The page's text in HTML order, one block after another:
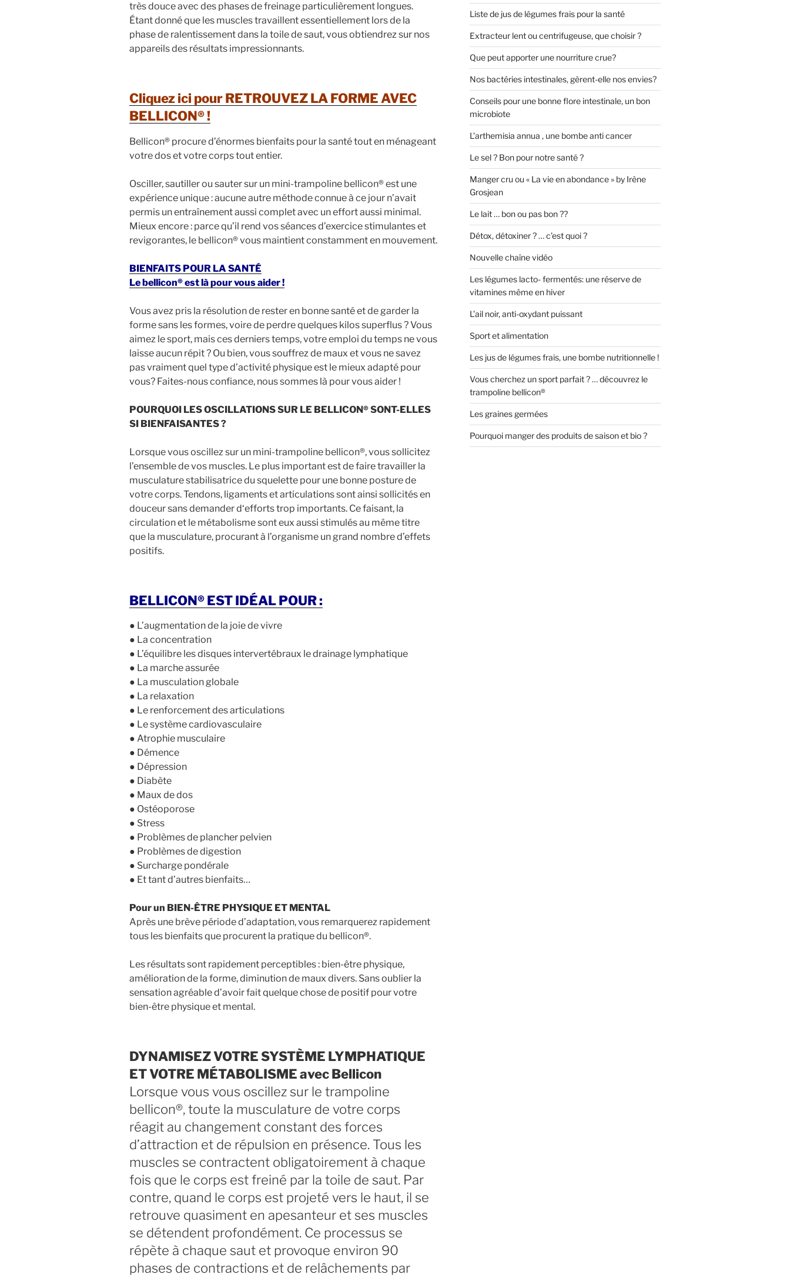
très douce avec des phases de freinage particulièrement longues.
Étant donné que les muscles travaillent essentiellement lors de la
phase de ralentissement dans la toile de saut, vous obtiendrez sur nos
appareils des résultats impressionnants.
Cliquez ici pour RETROUVEZ LA FORME AVEC
BELLICON® !
Bellicon® procure d’énormes bienfaits pour la santé tout en ménageant
votre dos et votre corps tout entier.
Osciller, sautiller ou sauter sur un mini-trampoline bellicon® est une
expérience unique : aucune autre méthode connue à ce jour n’avait
permis un entraînement aussi complet avec un effort aussi minimal.
Mieux encore : parce qu’il rend vos séances d’exercice stimulantes et
revigorantes, le bellicon® vous maintient constamment en mouvement.
BIENFAITS POUR LA SANTÉ
Le bellicon® est là pour vous aider !
Vous avez pris la résolution de rester en bonne santé et de garder la
forme sans les formes, voire de perdre quelques kilos superflus ? Vous
aimez le sport, mais ces derniers temps, votre emploi du temps ne vous
laisse aucun répit ? Ou bien, vous souffrez de maux et vous ne savez
pas vraiment quel type d’activité physique est le mieux adapté pour
vous? Faites-nous confiance, nous sommes là pour vous aider !
POURQUOI LES OSCILLATIONS SUR LE BELLICON®SONT-ELLES
SI BIENFAISANTES ?
Lorsque vous oscillez sur un mini-trampoline bellicon®, vous sollicitez
l’ensemble de vos muscles. Le plus important est de faire travailler la
musculature stabilisatrice du squelette pour une bonne posture de
votre corps. Tendons, ligaments et articulations sont ainsi sollicités en
douceur sans demander d‘efforts trop importants. Ce faisant, la
circulation et le métabolisme sont eux aussi stimulés au même titre
que la musculature, procurant à l’organisme un grand nombre d’effets
positifs.
BELLICON® EST IDÉAL POUR :
● L’augmentation de la joie de vivre
● La concentration
● L’équilibre les disques intervertébraux le drainage lymphatique
● La marche assurée
● La musculation globale
● La relaxation
● Le renforcement des articulations
● Le système cardiovasculaire
● Atrophie musculaire
● Démence
● Dépression
● Diabète
● Maux de dos
● Ostéoporose
● Stress
● Problèmes de plancher pelvien
● Problèmes de digestion
● Surcharge pondérale
● Et tant d’autres bienfaits…
Pour un BIEN-ÊTRE PHYSIQUE ET MENTAL
Après une brève période d’adaptation, vous remarquerez rapidement
tous les bienfaits que procurent la pratique du bellicon®.
Les résultats sont rapidement perceptibles : bien-être physique,
amélioration de la forme, diminution de maux divers. Sans oublier la
sensation agréable d’avoir fait quelque chose de positif pour votre
bien-être physique et mental.
DYNAMISEZ VOTRE SYSTÈME LYMPHATIQUE
ET VOTRE MÉTABOLISME avec Bellicon
Lorsque vous vous oscillez sur le trampoline
bellicon®, toute la musculature de votre corps
réagit au changement constant des forces
d’attraction et de répulsion en présence. Tous les
muscles se contractent obligatoirement à chaque
fois que le corps est freiné par la toile de saut. Par
contre, quand le corps est projeté vers le haut, il se
retrouve quasiment en apesanteur et ses muscles
se détendent profondément. Ce processus se
répète à chaque saut et provoque environ 90
phases de contractions et de relâchements par
Liste de jus de légumes frais pour la santé
Extracteur lent ou centrifugeuse, que choisir ?
Que peut apporter une nourriture crue?
Nos bactéries intestinales, gèrent-elle nos envies?
Conseils pour une bonne flore intestinale, un bon
microbiote
L’arthemisia annua , une bombe anti cancer
Le sel ? Bon pour notre santé ?
Manger cru ou « La vie en abondance » by Irène
Grosjean
Le lait … bon ou pas bon ??
Détox, détoxiner ? … c’est quoi ?
Nouvelle chaîne vidéo
Les légumes lacto- fermentés: une réserve de
vitamines même en hiver
L’ail noir, anti-oxydant puissant
Sport et alimentation
Les jus de légumes frais, une bombe nutritionnelle !
Vous cherchez un sport parfait ? … découvrez le
trampoline bellicon®
Les graines germées
Pourquoi manger des produits de saison et bio ?